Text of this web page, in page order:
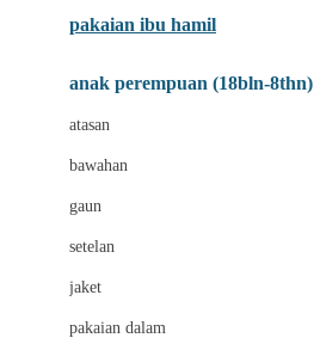
Cottonseeds
Crane
pakaian ibu hamil
anak perempuan (18bln-8thn)
atasan
bawahan
gaun
setelan
jaket
pakaian dalam